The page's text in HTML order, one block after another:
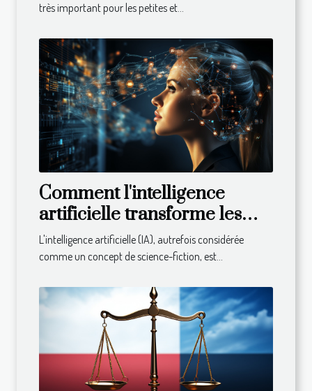
très important pour les petites et...
Comment l'intelligence
artificielle transforme les
entreprises
L'intelligence artificielle (IA), autrefois considérée
comme un concept de science-fiction, est...